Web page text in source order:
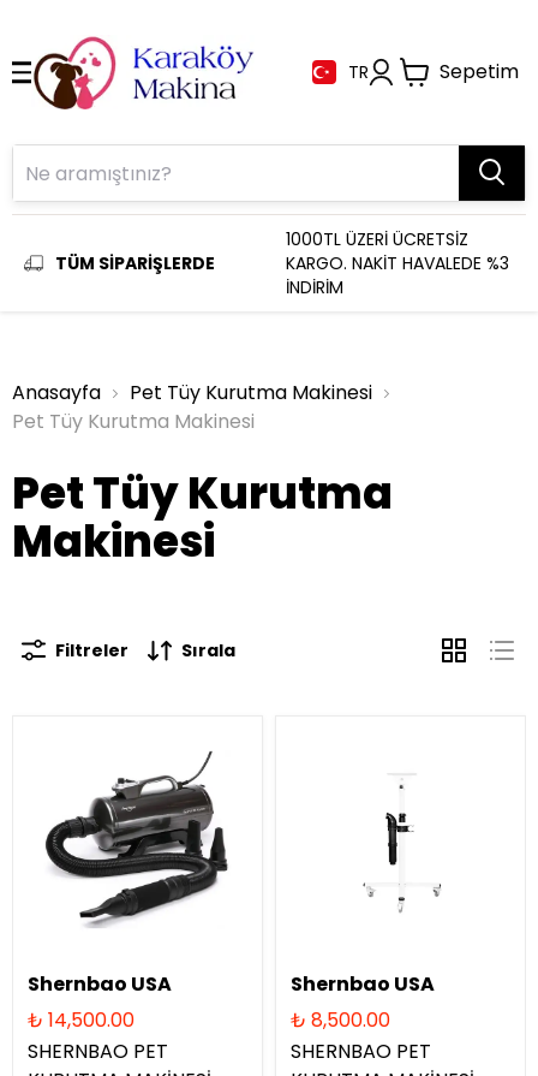
TR Sepetim
TÜM SİPARİŞLERDE
1000TL ÜZERİ ÜCRETSİZ
KARGO. NAKİT HAVALEDE %3
İNDİRİM
Anasayfa
Pet Tüy Kurutma Makinesi
Pet Tüy Kurutma Makinesi
Pet Tüy Kurutma
Makinesi
Filtreler Sırala
Shernbao USA
₺ 14,500.00
SHERNBAO PET
Shernbao USA
₺ 8,500.00
SHERNBAO PET